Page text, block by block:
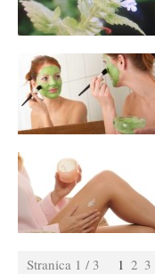
Stranica 1 / 3 1 2 3